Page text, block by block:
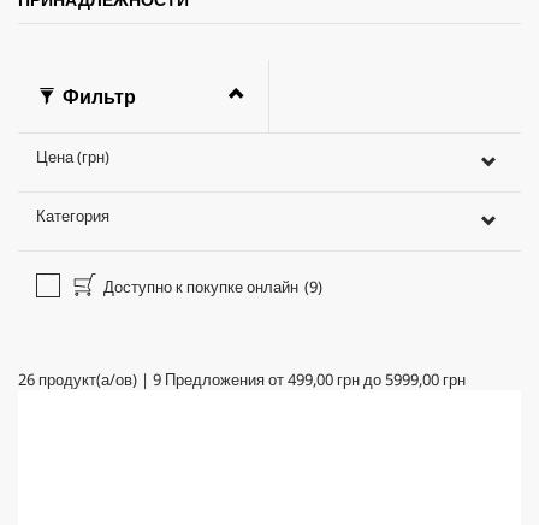
Фильтр
Цена (грн)
Категория
Доступно к покупке онлайн (9)
26 продукт(а/ов) | 9 Предложения от499,00 грндо5999,00 грн